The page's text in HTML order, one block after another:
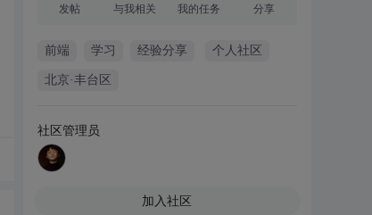
发帖 与我相关 我的任务 分享
前端 学习 经验分享 个人社区
北京·丰台区
社区管理员
加入社区